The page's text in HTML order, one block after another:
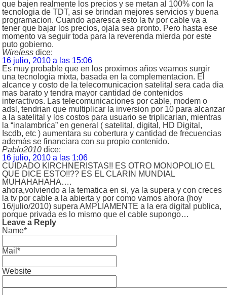
que bajen realmente los precios y se metan al 100% con la
tecnologia de TDT, asi se brindan mejores servicios y buena
programacion. Cuando aparesca esto la tv por cable va a
tener que bajar los precios, ojala sea pronto. Pero hasta ese
momento va seguir toda para la reverenda mierda por este
puto gobierno.
Wireless dice:
16 julio, 2010 a las 15:06
Es muy probable que en los proximos años veamos surgir
una tecnologia mixta, basada en la complementacion. El
alcance y costo de la telecomunicacion satelital sera cada dia
mas barato y tendra mayor cantidad de contenidos
interactivos. Las telecomunicaciones por cable, modem o
adsl, tendrian que multiplicar la inversion por 10 para alcanzar
a la satelital y los costos para usuario se triplicarian, mientras
la “inalambrica” en general ( satelital, digital, HD Digital,
Iscdb, etc ) aumentara su cobertura y cantidad de frecuencias
además se financiara con su propio contenido.
Pablo2010 dice:
16 julio, 2010 a las 1:06
CUIDADO KIRCHNERISTAS!! ES OTRO MONOPOLIO EL
QUE DICE ESTO!!?? ES EL CLARIN MUNDIAL
MUHAHAHAHA….
ahora,volviendo a la tematica en si, ya la supera y con creces
la tv por cable a la abierta y por como vamos ahora (hoy
16/julio/2010) supera AMPLIAMENTE a la era digital publica,
porque privada es lo mismo que el cable supongo…
Leave a Reply
Name*
Mail*
Website